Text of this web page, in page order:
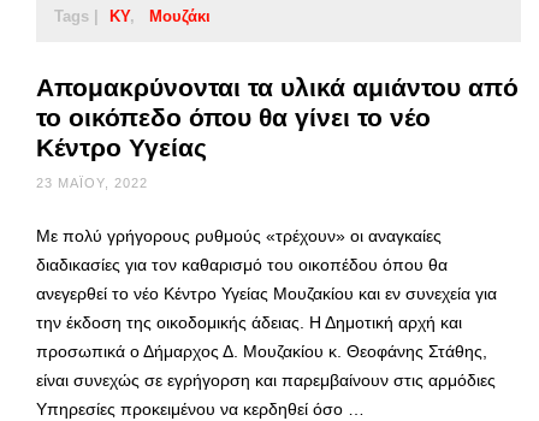
Tags | ΚΥ Μουζάκι
Απομακρύνονται τα υλικά αμιάντου από
το οικόπεδο όπου θα γίνει το νέο
Κέντρο Υγείας
23 ΜΑΪ́ΟΥ, 2022
Με πολύ γρήγορους ρυθμούς «τρέχουν» οι αναγκαίες
διαδικασίες για τον καθαρισμό του οικοπέδου όπου θα
ανεγερθεί το νέο Κέντρο Υγείας Μουζακίου και εν συνεχεία για
την έκδοση της οικοδομικής άδειας. Η Δημοτική αρχή και
προσωπικά ο Δήμαρχος Δ. Μουζακίου κ. Θεοφάνης Στάθης,
είναι συνεχώς σε εγρήγορση και παρεμβαίνουν στις αρμόδιες
Υπηρεσίες προκειμένου να κερδηθεί όσο …